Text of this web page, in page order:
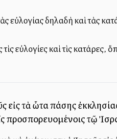
εὐλογίας δηλαδὴ καὶ τὰς
εὐλογίες καὶ τὶς κατάρες,
τὰ ὦτα πάσης
προσπορευομένοις τῷ